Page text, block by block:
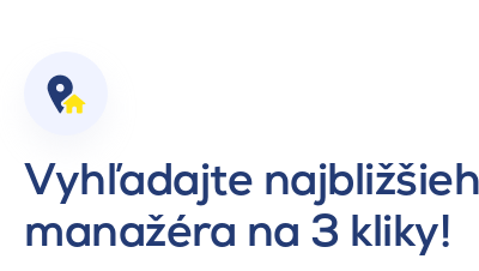
Vyhľadajte
manažéra na 3 kliky!